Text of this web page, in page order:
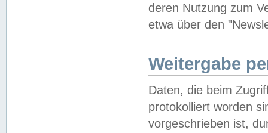
deren Nutzung zum
etwa über den
Weitergabe
Daten, die beim
protokolliert worden
vorgeschrieben ist,